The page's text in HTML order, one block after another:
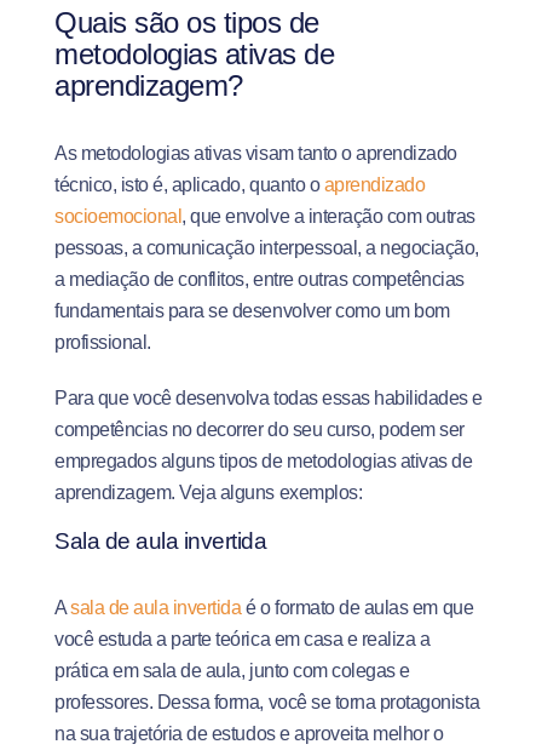
Quais são os tipos de
metodologias ativas de
aprendizagem?
As metodologias ativas visam tanto o aprendizado
técnico, isto é, aplicado, quanto oaprendizado
socioemocional , que envolve a interação com outras
pessoas, a comunicação interpessoal, a negociação,
a mediação de conflitos, entre outras competências
fundamentais para se desenvolver como um bom
profissional.
Para que você desenvolva todas essas habilidades e
competências no decorrer do seu curso, podem ser
empregados alguns tipos de metodologias ativas de
aprendizagem. Veja alguns exemplos:
Sala de aula invertida
Asala de aula invertida é o formato de aulas em que
você estuda a parte teórica em casa e realiza a
prática em sala de aula, junto com colegas e
professores. Dessa forma, você se torna protagonista
na sua trajetória de estudos e aproveita melhor o